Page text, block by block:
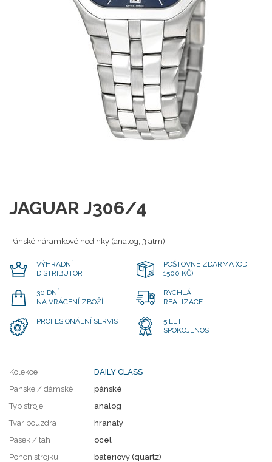
JAGUAR J306/4
Pánské náramkové hodinky (analog, 3 atm)
VÝHRADNÍ
DISTRIBUTOR
POŠTOVNÉ ZDARMA (OD
1500 KČ)
30 DNÍ
NA VRÁCENÍ ZBOŽÍ
RYCHLÁ
REALIZACE
PROFESIONÁLNÍ SERVIS
5 LET
SPOKOJENOSTI
Kolekce
DAILY CLASS
Pánské / dámské
pánské
Typ stroje
analog
Tvar pouzdra
hranatý
Pásek / tah
ocel
Pohon strojku
bateriový (quartz)